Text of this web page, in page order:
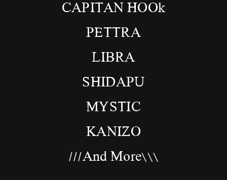
CAPITAN HOOk
PETTRA
LIBRA
SHIDAPU
MYSTIC
KANIZO
\\\And More///